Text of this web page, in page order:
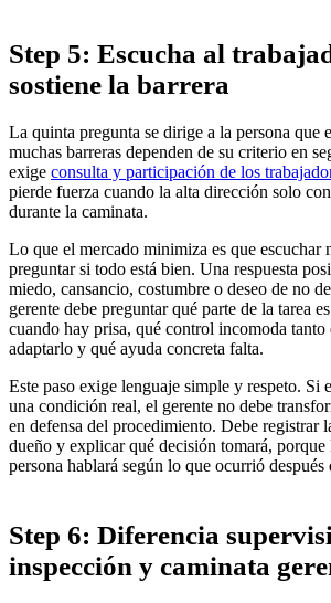
Step 5: Escucha al
sostiene la barrera
La quinta pregunta se dirige a la persona que
muchas barreras dependen de su criterio en
exige consulta y participación de los
pierde fuerza cuando la alta dirección solo
durante la caminata.
Lo que el mercado minimiza es que escuchar
preguntar si todo está bien. Una respuesta
miedo, cansancio, costumbre o deseo de no
gerente debe preguntar qué parte de la tarea
cuando hay prisa, qué control incomoda tanto
adaptarlo y qué ayuda concreta falta.
Este paso exige lenguaje simple y respeto. Si
una condición real, el gerente no debe
en defensa del procedimiento. Debe registrar
dueño y explicar qué decisión tomará,
persona hablará según lo que ocurrió después
Step 6: Diferencia
inspección y caminata